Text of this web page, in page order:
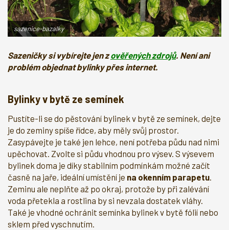
sazenice-bazalky
Sazeničky si vybírejte jen zověřených zdrojů. Není ani
problém objednat bylinky přes internet.
Bylinky v bytě ze semínek
Pustíte-li se do pěstování bylinek v bytě ze semínek, dejte
je do zeminy spíše řídce, aby měly svůj prostor.
Zasypávejte je také jen lehce, není potřeba půdu nad nimi
upěchovat. Zvolte si půdu vhodnou pro výsev. S výsevem
bylinek doma je díky stabilním podmínkám možné začít
časně na jaře, ideální umístění je na okenním parapetu.
Zeminu ale neplňte až po okraj, protože by při zalévání
voda přetekla a rostlina by si nevzala dostatek vláhy.
Také je vhodné ochránit semínka bylinek v bytě fólií nebo
sklem před vyschnutím.